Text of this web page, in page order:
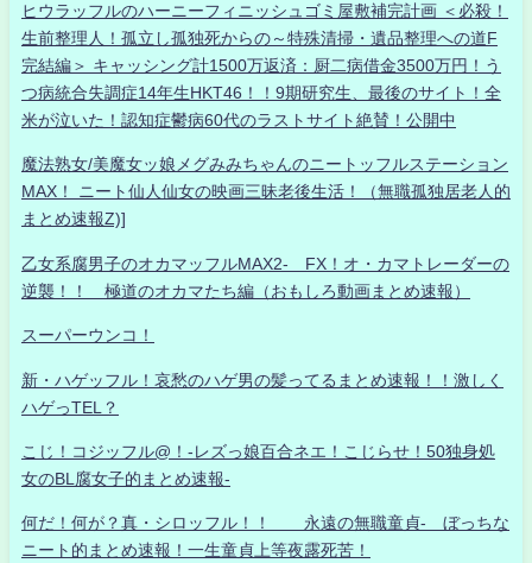
ヒウラッフルのハーニーフィニッシュゴミ屋敷補完計画 ＜必殺！
生前整理人！孤立し孤独死からの～特殊清掃・遺品整理への道F
完結編＞ キャッシング計1500万返済：厨二病借金3500万円！う
つ病統合失調症14年生HKT46！！9期研究生、最後のサイト！全
米が泣いた！認知症鬱病60代のラストサイト絶賛！公開中
魔法熟女/美魔女ッ娘メグみみちゃんのニートッフルステーション
MAX！ ニート仙人仙女の映画三昧老後生活！（無職孤独居老人的
まとめ速報Z)]
乙女系腐男子のオカマッフルMAX2- FX！オ・カマトレーダーの
逆襲！！ 極道のオカマたち編（おもしろ動画まとめ速報）
スーパーウンコ！
新・ハゲッフル！哀愁のハゲ男の髪ってるまとめ速報！！激しく
ハゲっTEL？
こじ！コジッフル@！-レズっ娘百合ネエ！こじらせ！50独身処
女のBL腐女子的まとめ速報-
何だ！何が？真・シロッフル！！ 永遠の無職童貞- ぼっちな
ニート的まとめ速報！一生童貞上等夜露死苦！